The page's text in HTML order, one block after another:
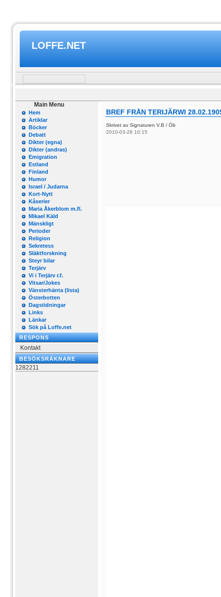
LOFFE.NET
Main Menu
Hem
Artiklar
Böcker
Debatt
Dikter (egna)
Dikter (andras)
Emigration
Estland
Finland
Humor
Israel / Judarna
Kort-Nytt
Kåserier
Maria Åkerblom m.fl.
Mikael Käld
Mänskligt
Perioder
Religion
Sekretess
Släktforskning
Steyr bilar
Terjärv
Vi i Terjärv r.f.
Vitsar/Jokes
Vänsterhänta (lista)
Österbotten
Dagstidningar
Links
Länkar
Sök på Loffe.net
RESPONS
Kontakt
BESÖKSRÄKNARE
1282211
BREF FRÅN TERIJÄRWI
Skrivet av Signaturen V.B / Öb
2010-03-28 10:15